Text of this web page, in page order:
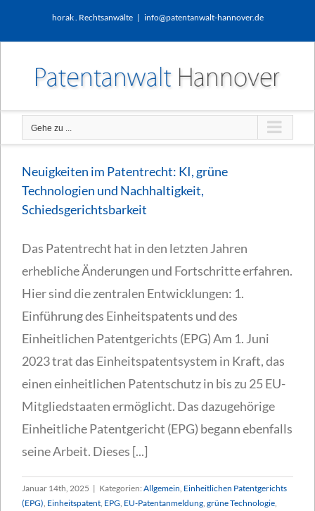
horak . Rechtsanwälte | info@patentanwalt-hannover.de
Gehe zu ...
Neuigkeiten im Patentrecht: KI, grüne
Technologien und Nachhaltigkeit,
Schiedsgerichtsbarkeit
Das Patentrecht hat in den letzten Jahren
erhebliche Änderungen und Fortschritte erfahren.
Hier sind die zentralen Entwicklungen: 1.
Einführung des Einheitspatents und des
Einheitlichen Patentgerichts (EPG) Am 1. Juni
2023 trat das Einheitspatentsystem in Kraft, das
einen einheitlichen Patentschutz in bis zu 25 EU-
Mitgliedstaaten ermöglicht. Das dazugehörige
Einheitliche Patentgericht (EPG) begann ebenfalls
seine Arbeit. Dieses [...]
Januar 14th, 2025 | Kategorien: Allgemein Einheitlichen Patentgerichts
(EPG) Einheitspatent EPG EU-Patentanmeldung grüne Technologie